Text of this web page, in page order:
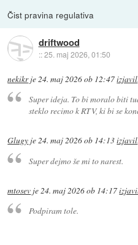
Čist pravina regulativa
driftwood
::25. maj 2026, 01:50
nekikrje24. maj 2026 ob 12:47izjavil
Super ideja. To bi moralo biti
steklo recimo k RTV, ki bi se
Glugy je24. maj 2026 ob 14:13izjavil
Super dejmo še mi to narest.
mtosev je24. maj 2026 ob 14:17
Podpiram tole.